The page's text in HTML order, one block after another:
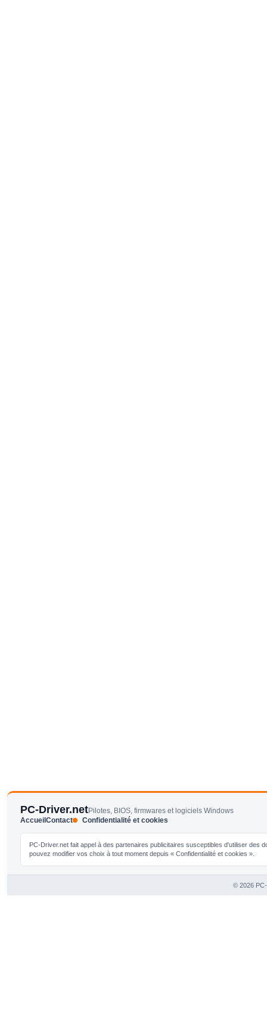
PC-Driver.netPilotes, BIOS, firmwares et logiciels Windows
AccueilContact Confidentialité et cookies
PC-Driver.net fait appel à des partenaires publicitaires susceptibles d'utiliser
pouvez modifier vos choix à tout moment depuis « Confidentialité et cookies ».
© 2026